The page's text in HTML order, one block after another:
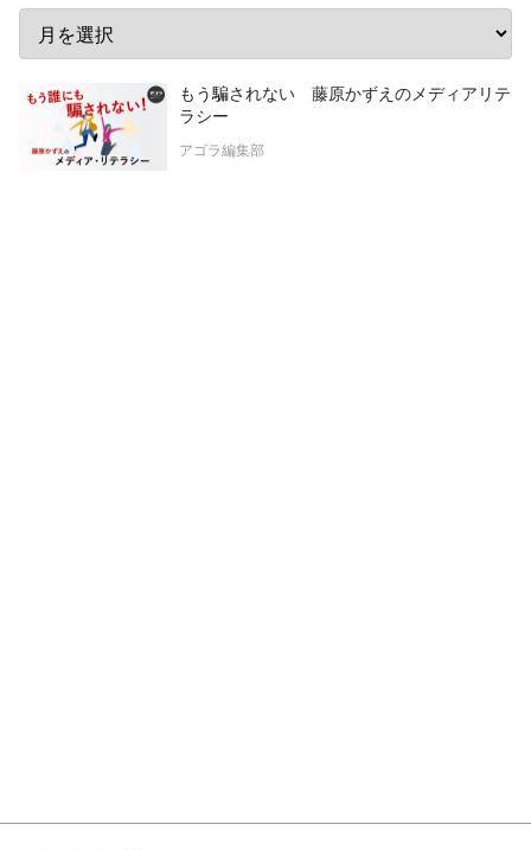
もう騙されない 藤原かずえのメディアリテ
ラシー
アゴラ編集部